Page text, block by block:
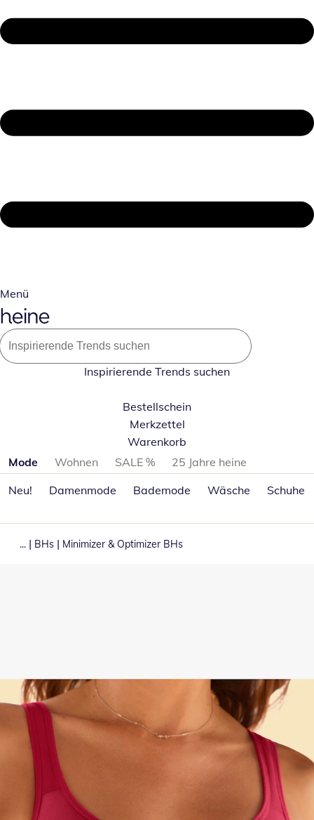
Menü
Inspirierende Trends suchen
Bestellschein
Merkzettel
Warenkorb
Produktkategorien überspringen
Mode Wohnen SALE %
25 Jahre heine
Neu!
Damenmode Bademode Wäsche Schuhe
... | BHs | Minimizer & Optimizer BHs